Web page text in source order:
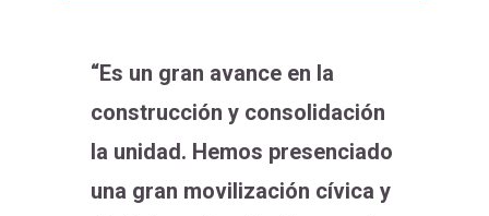
“Es un gran avance en la
construcción y consolidación
la unidad. Hemos presenciado
una gran movilización cívica y